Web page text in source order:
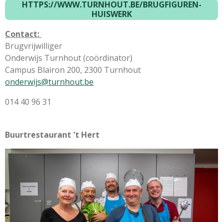
HTTPS://WWW.TURNHOUT.BE/BRUGFIGUREN-
HUISWERK
Contact:
Brugvrijwilliger
Onderwijs Turnhout (coördinator)
Campus Blairon 200, 2300 Turnhout
onderwijs@turnhout.be
014 40 96 31
Buurtrestaurant 't Hert